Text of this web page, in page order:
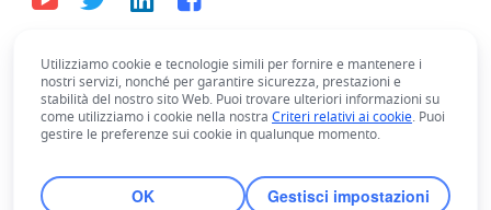
Italiano
Bahasa Indonesia Deutsch English
Español
Français
Italiano
Português (Brasil)
Tiếng Việt
ไทย 한국어 日本語
中文
Singapore with offices worldwide.
Utilizziamo cookie e tecnologie simili per fornire e mantenere i
nostri servizi, nonché per garantire sicurezza, prestazioni e
stabilità del nostro sito Web. Puoi trovare ulteriori informazioni su
come utilizziamo i cookie nella nostra Criteri relativi ai cookie. Puoi
gestire le preferenze sui cookie in qualunque momento.
OK Gestisci impostazioni